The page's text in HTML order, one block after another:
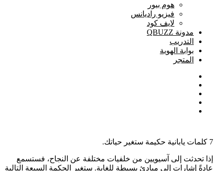
هوم بيور
فيزيو راديانس
لايف كود
مدونة QBUZZ
التدريب
بوابة الهوية
المتجر
7 كلمات يابانية حكيمة ستغير حياتك.
إذا تحدثت إلى آسيويين من خلفيات مختلفة عن النجاح، فستسمع
عادةً إشارات إلى مبادئ بسيطة للغاية. ستغير الحكمة السبعة التالية